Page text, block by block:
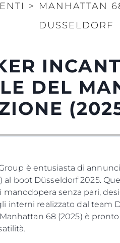
> MANHATTAN
DUSSELDORF
DEL
è entusiasta di
al boot Düsseldorf 2025.
senza pari,
interni realizzato dal
68 (2025) è